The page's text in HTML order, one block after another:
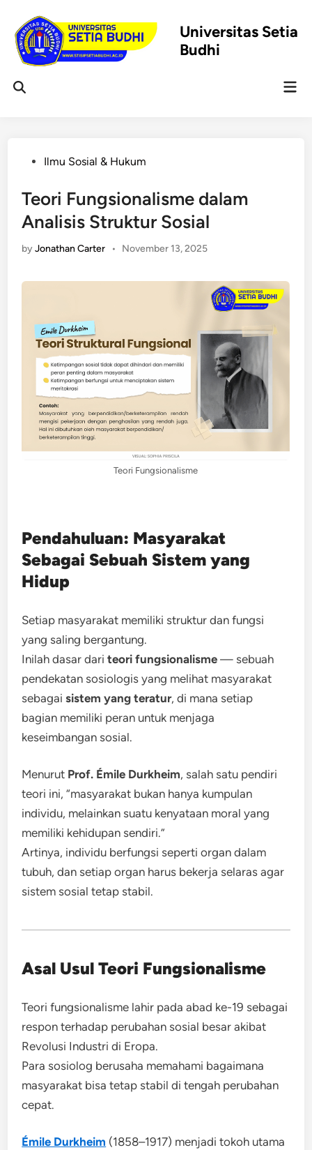
content
Universitas Setia
Budhi
Open
PostedIlmu Sosial & Hukum
Teori Fungsionalisme dalam
Analisis Struktur Sosial
byJonathan Carter • November 13, 2025
Teori Fungsionalisme
Pendahuluan: Masyarakat
Sebagai Sebuah Sistem yang
Hidup
Setiap masyarakat memiliki struktur dan fungsi
yang saling bergantung.
Inilah dasar dariteori fungsionalisme — sebuah
pendekatan sosiologis yang melihat masyarakat
sebagaisistem yang teratur, di mana setiap
bagian memiliki peran untuk menjaga
keseimbangan sosial.
Menurut Prof. Émile Durkheim, salah satu pendiri
teori ini, “masyarakat bukan hanya kumpulan
individu, melainkan suatu kenyataan moral yang
memiliki kehidupan sendiri.”
Artinya, individu berfungsi seperti organ dalam
tubuh, dan setiap organ harus bekerja selaras agar
sistem sosial tetap stabil.
Asal Usul Teori Fungsionalisme
Teori fungsionalisme lahir pada abad ke-19 sebagai
respon terhadap perubahan sosial besar akibat
Revolusi Industri di Eropa.
Para sosiolog berusaha memahami bagaimana
masyarakat bisa tetap stabil di tengah perubahan
cepat.
Émile Durkheim (1858–1917) menjadi tokoh utama